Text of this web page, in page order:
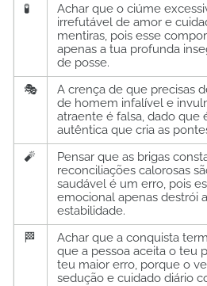
🧪
Achar que o ciúme
irrefutável de amor e
mentiras, pois esse
apenas a tua profunda
de posse.
🎭
A crença de que precisas
de homem infalível e
atraente é falsa, dado que
autêntica que cria as
🧨
Pensar que as brigas
reconciliações calorosas
saudável é um erro, pois
emocional apenas destrói
estabilidade.
🏁
Achar que a conquista
que a pessoa aceita o teu
teu maior erro, porque o
sedução e cuidado diário